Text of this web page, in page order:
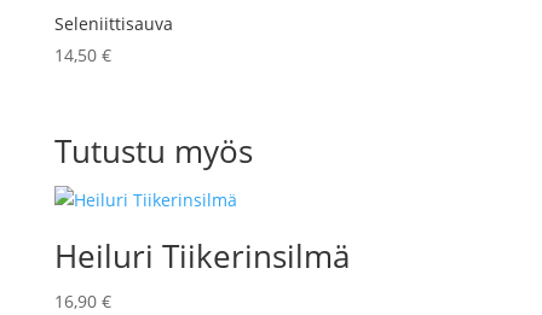
Seleniittisauva
14,50 €
Tutustu myös
Heiluri Tiikerinsilmä
16,90 €